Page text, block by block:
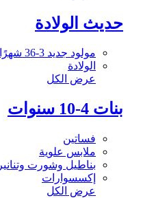
حديث الولادة
مولود جديد 3-36 شهرًا
الولادة
عرض الكل
بنات 4-10 سنوات
فساتين
ملابس علوية
بناطيل وشورت وتنانير
إكسسوارات
عرض الكل